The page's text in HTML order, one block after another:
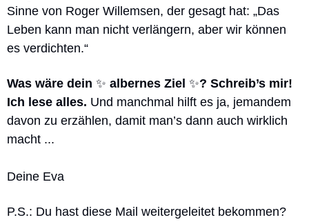
Sinne von Roger Willemsen, der gesagt hat: „Das
Leben kann man nicht verlängern, aber wir können
es verdichten.“
Was wäre dein ✨ albernes Ziel ✨? Schreib’s mir!
Ich lese alles. Und manchmal hilft es ja, jemandem
davon zu erzählen, damit man’s dann auch wirklich
macht ...
Deine Eva
P.S.: Du hast diese Mail weitergeleitet bekommen?